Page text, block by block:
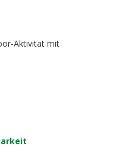
Aktivität mit